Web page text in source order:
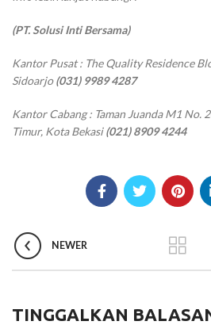
(PT. Solusi Inti Bersama)
Kantor Pusat : The Quality Residence
Sidoarjo(031) 9989 4287
Kantor Cabang : Taman Juanda M1 No.
Timur, Kota Bekasi(021) 8909 4244
NEWER
TINGGALKAN